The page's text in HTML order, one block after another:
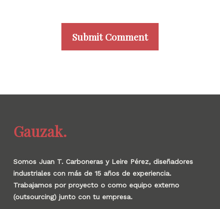
Gauzak.
Somos Juan T. Carboneras y Leire Pérez, diseñadores
industriales con más de 15 años de experiencia.
Trabajamos por proyecto o como equipo externo
(outsourcing) junto con tu empresa.